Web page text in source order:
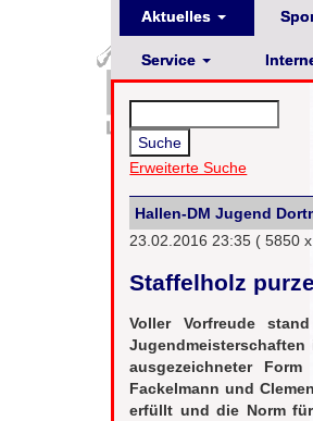
Aktuelles
Service
Erweiterte Suche
Hallen-DM Jugend
23.02.2016 23:35 ( 5850
Staffelholz
Voller Vorfreude
ausgezeichneter
Fackelmann und
erfüllt und die Norm